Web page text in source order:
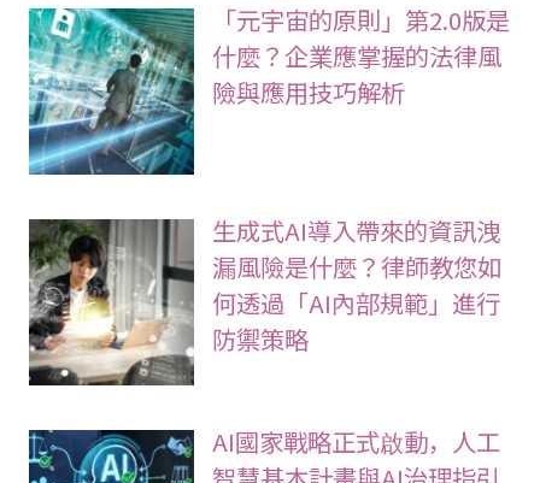
「元宇宙的原則」第2.0版是
什麼？企業應掌握的法律風
險與應用技巧解析
生成式AI導入帶來的資訊洩
漏風險是什麼？律師教您如
何透過「AI內部規範」進行
防禦策略
AI國家戰略正式啟動，人工